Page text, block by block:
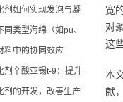
宽
对
这
本
献
剂如何实现发泡与凝
类型海绵（如pu、
用性研究。
料中的协同效应
剂辛酸亚锡t-9：提升
剂的开发，改善生产